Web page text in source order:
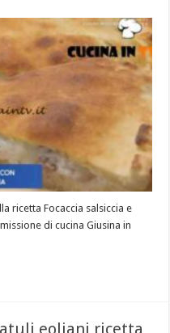
ricetta Focaccia salsiccia e
di cucina Giusina in
eoliani ricetta